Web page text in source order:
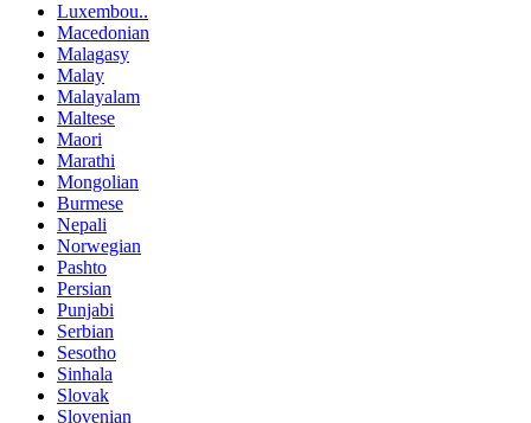
Luxembou..
Macedonian
Malagasy
Malay
Malayalam
Maltese
Maori
Marathi
Mongolian
Burmese
Nepali
Norwegian
Pashto
Persian
Punjabi
Serbian
Sesotho
Sinhala
Slovak
Slovenian